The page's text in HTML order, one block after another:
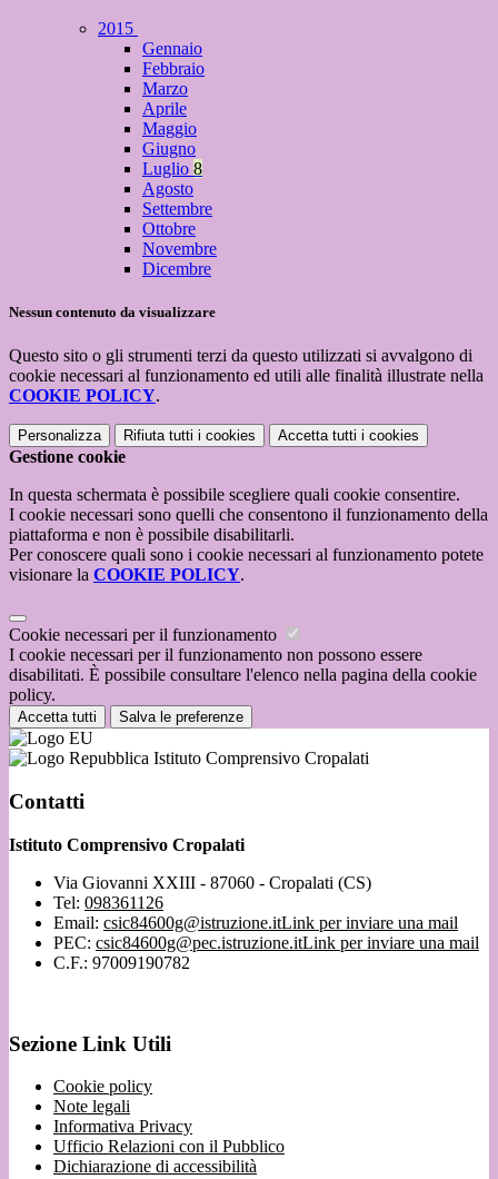
2015
Gennaio
Febbraio
Marzo
Aprile
Maggio
Giugno
Luglio 8
Agosto
Settembre
Ottobre
Novembre
Dicembre
Nessun contenuto da visualizzare
Questo sito o gli strumenti terzi da questo utilizzati si avvalgono di
cookie necessari al funzionamento ed utili alle finalità illustrate nella
COOKIE POLICY.
Personalizza Rifiuta tutti i cookies Accetta tutti i cookies
Gestione cookie
In questa schermata è possibile scegliere quali cookie consentire.
I cookie necessari sono quelli che consentono il funzionamento della
piattaforma e non è possibile disabilitarli.
Per conoscere quali sono i cookie necessari al funzionamento potete
visionare la COOKIE POLICY.
Cookie necessari per il funzionamento
I cookie necessari per il funzionamento non possono essere
disabilitati. È possibile consultare l'elenco nella pagina della cookie
policy.
Accetta tutti Salva le preferenze
Istituto Comprensivo Cropalati
Contatti
Istituto Comprensivo Cropalati
Via Giovanni XXIII - 87060 - Cropalati (CS)
Tel: 098361126
Email: csic84600g@istruzione.itLink per inviare una mail
PEC: csic84600g@pec.istruzione.itLink per inviare una mail
C.F.: 97009190782
Sezione Link Utili
Cookie policy
Note legali
Informativa Privacy
Ufficio Relazioni con il Pubblico
Dichiarazione di accessibilità